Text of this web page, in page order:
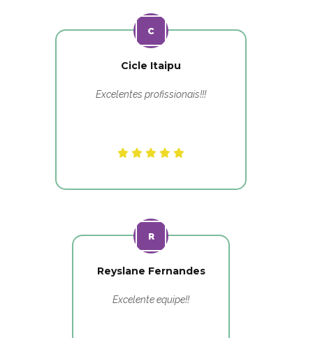
Cicle Itaipu
Excelentes profissionais!!!
Reyslane Fernandes
Excelente equipe!!